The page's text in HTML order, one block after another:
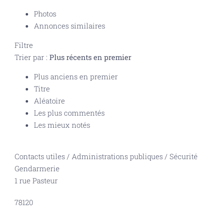
Photos
Annonces similaires
Filtre
Trier par : Plus récents en premier
Plus anciens en premier
Titre
Aléatoire
Les plus commentés
Les mieux notés
Contacts utiles / Administrations publiques / Sécurité
Gendarmerie
1 rue Pasteur
78120